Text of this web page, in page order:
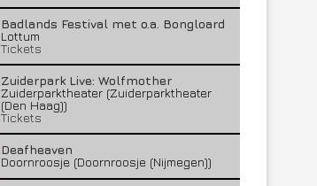
Badlands Festival met o.a. Bongloard
Lottum
Tickets
Zuiderpark Live: Wolfmother
Zuiderparktheater (Zuiderparktheater
(Den Haag))
Tickets
Deafheaven
Doornroosje (Doornroosje (Nijmegen))